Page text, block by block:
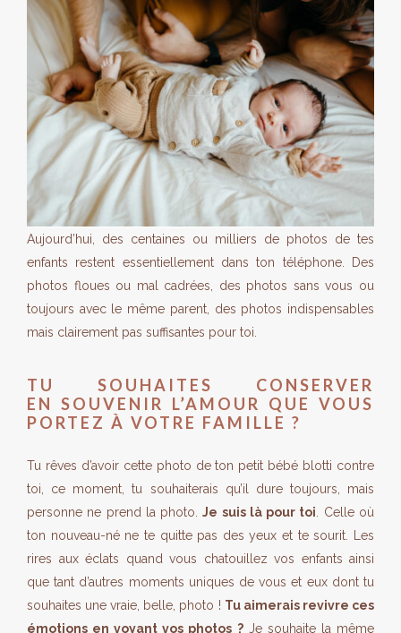
Aujourd’hui, des centaines ou milliers de photos de tes
enfants restent essentiellement dans ton téléphone. Des
photos floues ou mal cadrées, des photos sans vous ou
toujours avec le même parent, des photos indispensables
mais clairement pas suffisantes pour toi.
TU SOUHAITES CONSERVER
EN SOUVENIR L’AMOUR QUE VOUS
PORTEZ À VOTRE FAMILLE ?
Tu rêves d’avoir cette photo de ton petit bébé blotti contre
toi, ce moment, tu souhaiterais qu’il dure toujours, mais
personne ne prend la photo.Je suis là pour toi . Celle où
ton nouveau-né ne te quitte pas des yeux et te sourit. Les
rires aux éclats quand vous chatouillez vos enfants ainsi
que tant d’autres moments uniques de vous et eux dont tu
souhaites une vraie, belle, photo ! Tu aimerais revivre ces
émotions en voyant vos photos ?Je souhaite la même